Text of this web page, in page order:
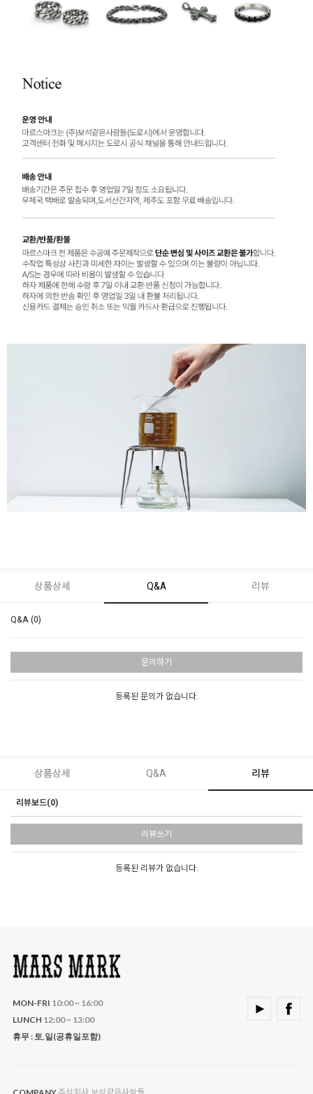
상품상세 Q&A 리뷰
Q&A (0)
문의하기
등록된 문의가 없습니다.
상품상세 Q&A 리뷰
리뷰보드(0)
리뷰쓰기
등록된 리뷰가 없습니다.
MON-FRI 10:00 ~ 16:00
LUNCH 12:00 ~ 13:00
휴무 : 토,일(공휴일포함)
주식회사 보석같은사람들